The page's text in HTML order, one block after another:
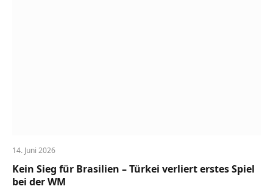
14. Juni 2026
Kein Sieg für Brasilien – Türkei verliert erstes Spiel
bei der WM